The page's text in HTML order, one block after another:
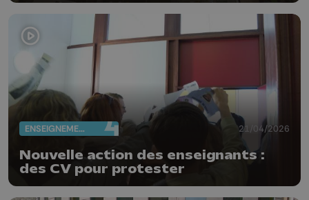
ENSEIGNEMENT 21/04/2026
Nouvelle action des enseignants :
des CV pour protester